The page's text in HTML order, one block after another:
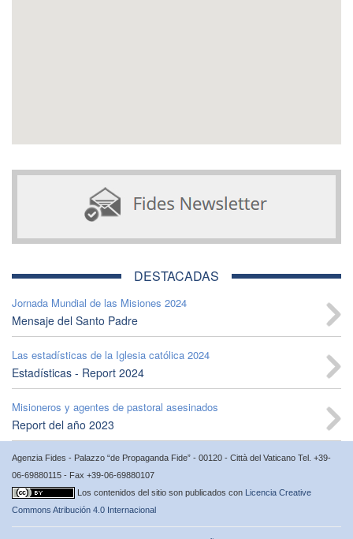
DESTACADAS
Jornada Mundial de las Misiones 2024
Mensaje del Santo Padre
Las estadísticas de la Iglesia católica 2024
Estadísticas - Report 2024
Misioneros y agentes de pastoral asesinados
Report del año 2023
Agenzia Fides - Palazzo “de Propaganda Fide” - 00120 - Città del Vaticano Tel. +39-
06-69880115 - Fax +39-06-69880107
Los contenidos del sitio son publicados con Licencia Creative
Commons Atribución 4.0 Internacional